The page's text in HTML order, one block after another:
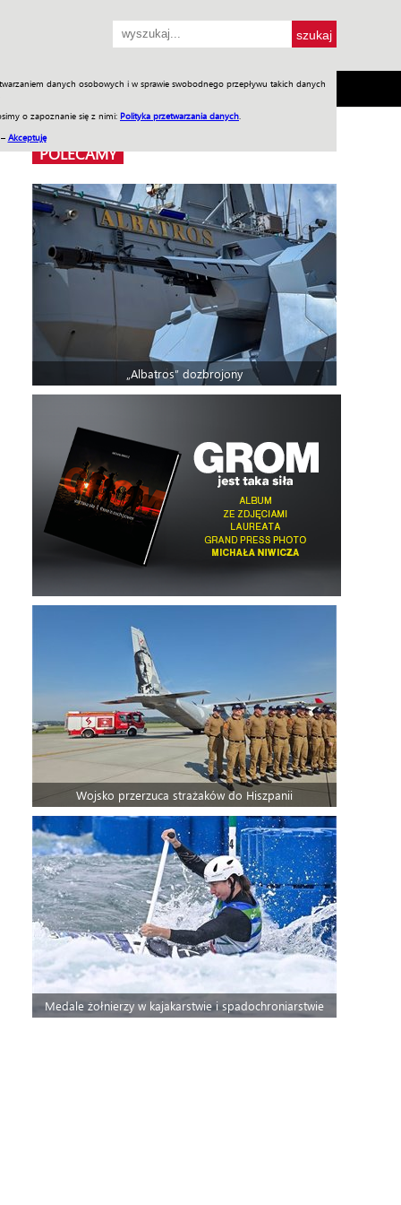
danych osobowych i w sprawie swobodnego przepływu takich danych
o zapoznanie się z nimi: Polityka przetwarzania danych
Akceptuję
SKLEP Jednodniówki Praca w WIW
POLECAMY
„Albatros” dozbrojony
Wojsko przerzuca strażaków do Hiszpanii
Medale żołnierzy w kajakarstwie i spadochroniarstwie